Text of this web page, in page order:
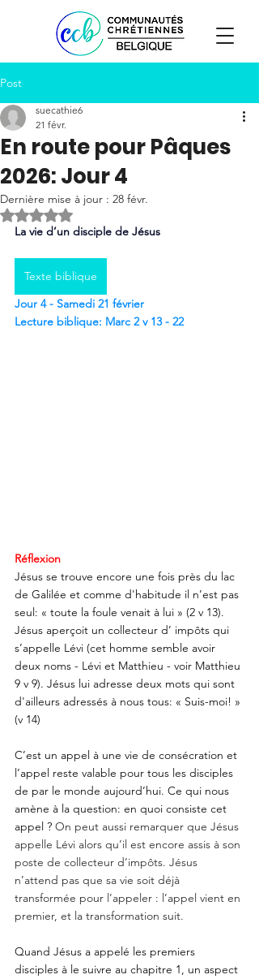
Post
En route pour Pâques
2026: Jour 4
suecathie6
21 févr.
Dernière mise à jour : 28 févr.
Noté NaN étoiles sur 5.
La vie d’un disciple de Jésus
Texte biblique
Jour 4 - Samedi 21 février
Lecture biblique: Marc 2 v 13 - 22
Réflexion
Jésus se trouve encore une fois près du lac
de Galilée et comme d'habitude il n’est pas
seul: « toute la foule venait à lui » (2 v 13).
Jésus aperçoit un collecteur d’ impôts qui
s’appelle Lévi (cet homme semble avoir
deux noms - Lévi et Matthieu - voir Matthieu
9 v 9). Jésus lui adresse deux mots qui sont
d'ailleurs adressés à nous tous: « Suis-moi! »
(v 14)
C’est un appel à une vie de consécration et
l’appel reste valable pour tous les disciples
de par le monde aujourd’hui. Ce qui nous
amène à la question: en quoi consiste cet
appel ? On peut aussi remarquer que Jésus
appelle Lévi alors qu’il est encore assis à son
poste de collecteur d’impôts. Jésus
n’attend pas que sa vie soit déjà
transformée pour l’appeler : l’appel vient en
premier, et la transformation suit.
Quand Jésus a appelé les premiers
disciples à le suivre au chapitre 1, un aspect